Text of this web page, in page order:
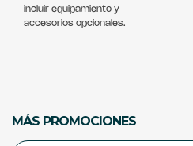
incluir equipamiento y
accesorios opcionales.
MÁS PROMOCIONES